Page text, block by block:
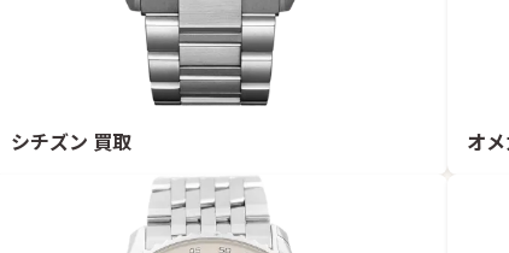
シチズン 買取 オ